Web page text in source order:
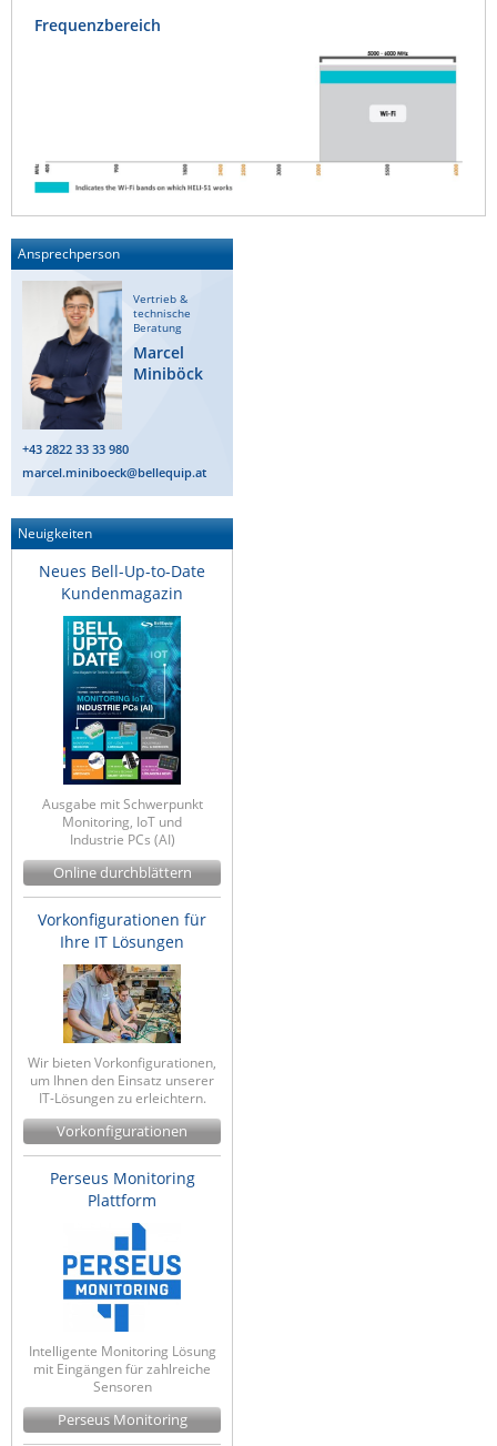
Frequenzbereich
Ansprechperson
Vertrieb &
technische
Beratung
Marcel
Miniböck
+43 2822 33 33 980
marcel.miniboeck@bellequip.at
Neuigkeiten
Neues Bell-Up-to-Date
Kundenmagazin
Ausgabe mit Schwerpunkt
Monitoring, IoT und
Industrie PCs (AI)
Online durchblättern
Vorkonfigurationen für
Ihre IT Lösungen
Wir bieten Vorkonfigurationen,
um Ihnen den Einsatz unserer
IT-Lösungen zu erleichtern.
Vorkonfigurationen
Perseus Monitoring
Plattform
Intelligente Monitoring Lösung
mit Eingängen für zahlreiche
Sensoren
Perseus Monitoring